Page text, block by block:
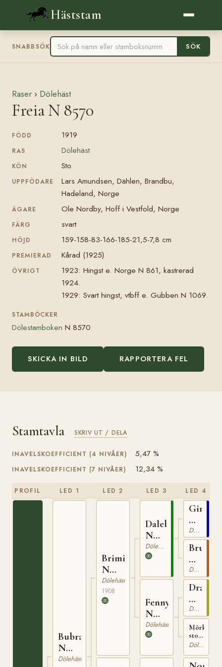
Häststam
SNABBSÖK SÖK
Raser › Dölehäst
Freia N 8570
FÖDD 1919
RAS Dölehäst
KÖN Sto
UPPFÖDARE
Lars Amundsen, Dählen, Brandbu,
Hadeland, Norge
ÄGARE Ole Nordby, Hoff i Vestfold, Norge
FÄRG svart
HÖJD 159-158-83-166-185-21,5-7,8 cm
PREMIERAD Kårad (1925)
ÖVRIGT
1923: Hingst e. Norge N 861, kastrerad
1924.
1929: Svart hingst, vtbff e. Gubben N 1069.
STAMBÖCKER
Dölestamboken N 8570
SKICKA IN BILD RAPPORTERA FEL
Stamtavla SKRIV UT / DELA
INAVELSKOEFFICIENT (4 NIVÅER) 5,47 %
INAVELSKOEFFICIENT (7 NIVÅER) 12,34 %
PROFIL LED 1
Bubrand
N
968
Dölehäst
LED 2
Brimin
N
825
Dölehäst
1908
LED 3
Dalebu
N
653Dölehäst
Fenny
N
3241
Dölehäst
LED 4
Gimle
N
425
Dölehäst
Bruna
N
384
Dölehäst
N
613
Dölehäst
Mörkbrunt
sto
född
Ole
Dölehäst